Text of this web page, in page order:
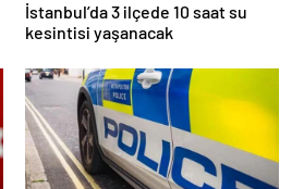
İstanbul’da 3 ilçede 10 saat su
kesintisi yaşanacak